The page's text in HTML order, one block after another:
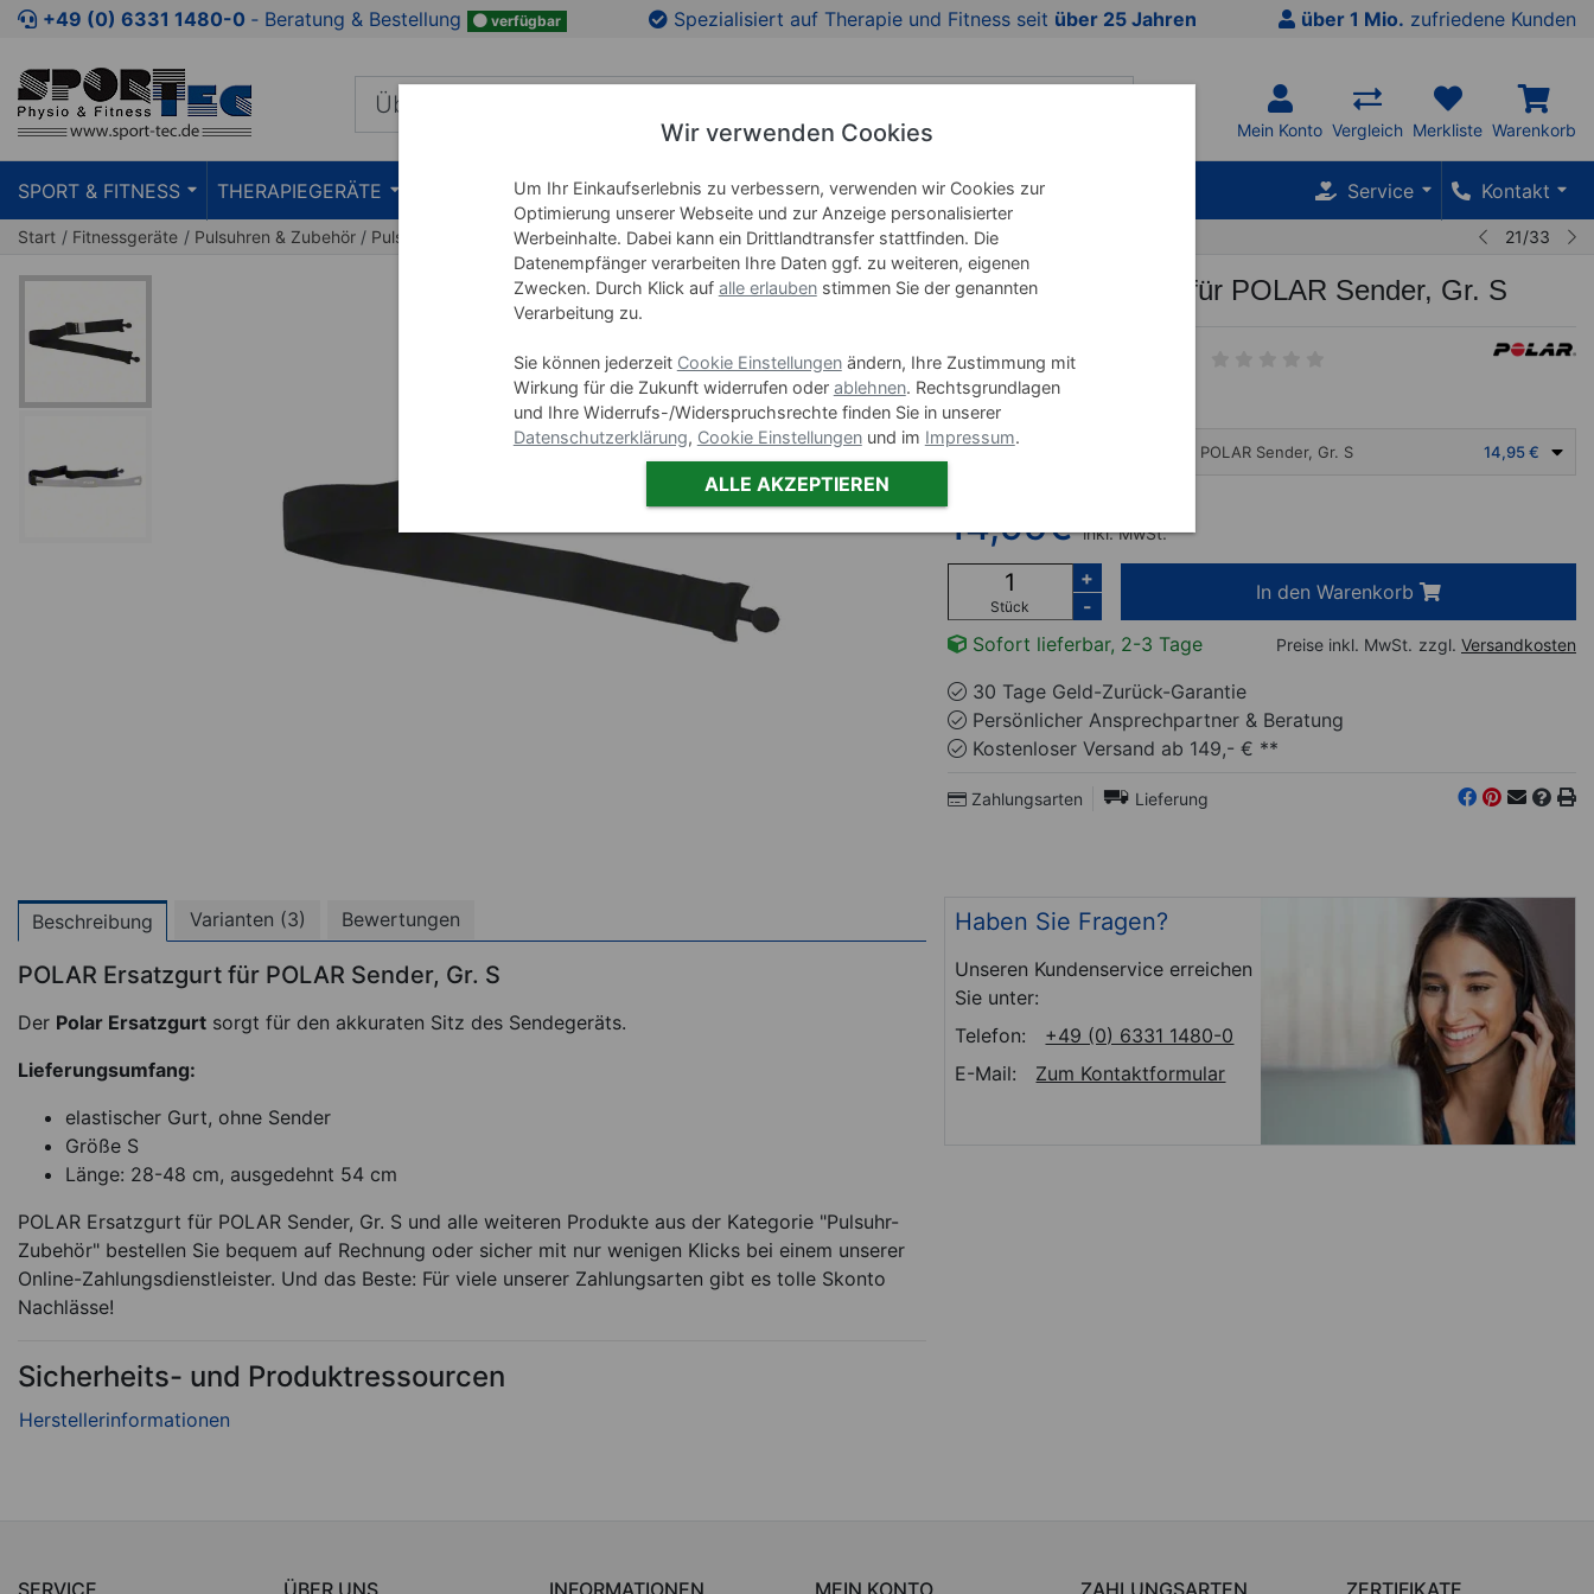
Zum Kaufbereich springen Zur Produktbeschreibung springen Zu den Produktbildern springen
+49 (0) 6331 1480-0 ‐ Beratung & Bestellung verfügbar Spezialisiert auf Therapie und Fitness seit über 25 Jahren über 1 Mio. zufriedene Kunden
Mein Konto Vergleich Merkliste Warenkorb
SPORT & FITNESS THERAPIEGERÄTE PRAXISEINRICHTUNG LEHRMITTEL WELLNESS MARKEN Service Kontakt
Start Fitnessgeräte Pulsuhren & Zubehör Pulsuhr-Zubehör 21/33
POLAR Ersatzgurt für POLAR Sender, Gr. S
Art-Nr. 28367
Varianten
POLAR Ersatzgurt für POLAR Sender, Gr. S 14,95 €
14,95€ inkl. MwSt.
Stück
+
-
In den Warenkorb
Sofort lieferbar, 2-3 Tage Preise inkl. MwSt. zzgl. Versandkosten
30 Tage Geld-Zurück-Garantie
Persönlicher Ansprechpartner & Beratung
Kostenloser Versand ab 149,- € **
Zahlungsarten Lieferung
Beschreibung Varianten (3) Bewertungen
POLAR Ersatzgurt für POLAR Sender, Gr. S
Der Polar Ersatzgurt sorgt für den akkuraten Sitz des Sendegeräts.
Lieferungsumfang:
elastischer Gurt, ohne Sender
Größe S
Länge: 28-48 cm, ausgedehnt 54 cm
POLAR Ersatzgurt für POLAR Sender, Gr. S und alle weiteren Produkte aus der Kategorie "Pulsuhr-
Zubehör" bestellen Sie bequem auf Rechnung oder sicher mit nur wenigen Klicks bei einem unserer
Online-Zahlungsdienstleister. Und das Beste: Für viele unserer Zahlungsarten gibt es tolle Skonto
Nachlässe!
Sicherheits- und Produktressourcen
Haben Sie Fragen?
Unseren Kundenservice erreichen
Sie unter:
Telefon:
+49 (0) 6331 1480-0
E-Mail:
Zum Kontaktformular
Wir verwenden Cookies
Um Ihr Einkaufserlebnis zu verbessern, verwenden wir Cookies zur
Optimierung unserer Webseite und zur Anzeige personalisierter
Werbeinhalte. Dabei kann ein Drittlandtransfer stattfinden. Die
Datenempfänger verarbeiten Ihre Daten ggf. zu weiteren, eigenen
Zwecken. Durch Klick auf alle erlaubenstimmen Sie der genannten
Verarbeitung zu.
Sie können jederzeit Cookie Einstellungenändern, Ihre Zustimmung mit
Wirkung für die Zukunft widerrufen oder ablehnen. Rechtsgrundlagen
und Ihre Widerrufs-/Widerspruchsrechte finden Sie in unserer
Datenschutzerklärung, Cookie Einstellungenund im Impressum.
ALLE AKZEPTIEREN